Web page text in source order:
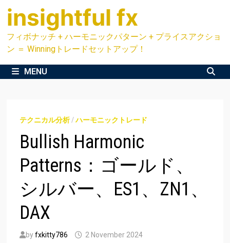
Skip
content
insightful fx
フィボナッチ + ハーモニックパターン + プライスアクショ
ン ＝ Winningトレードセットアップ！
MENU
テクニカル分析/ハーモニックトレード
Bullish Harmonic
Patterns：ゴールド、
シルバー、ES1、ZN1、
DAX
byfxkitty786 2 November 2024